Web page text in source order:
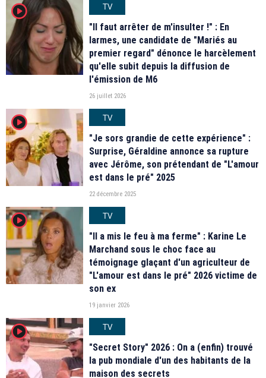
player2
TV
"Il faut arrêter de m'insulter !" : En
larmes, une candidate de "Mariés au
premier regard" dénonce le harcèlement
qu'elle subit depuis la diffusion de
l'émission de M6
26 juillet 2026
player2
TV
"Je sors grandie de cette expérience" :
Surprise, Géraldine annonce sa rupture
avec Jérôme, son prétendant de "L'amour
est dans le pré" 2025
22 décembre 2025
player2
TV
"Il a mis le feu à ma ferme" : Karine Le
Marchand sous le choc face au
témoignage glaçant d'un agriculteur de
"L'amour est dans le pré" 2026 victime de
son ex
19 janvier 2026
player2
TV
"Secret Story" 2026 : On a (enfin) trouvé
la pub mondiale d'un des habitants de la
maison des secrets